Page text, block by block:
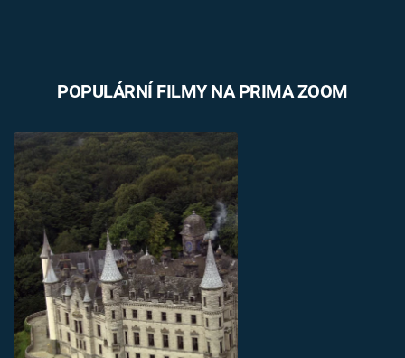
POPULÁRNÍ FILMY NA PRIMA ZOOM